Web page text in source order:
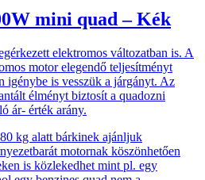
mini quad – Kék
elektromos változatban is. A
motor elegendő teljesítményt
igénybe is vesszük a járgányt. Az
élményt biztosít a quadozni
ár- érték arány.
kg alatt bárkinek ajánljuk
motornak köszönhetően
is közlekedhet mint pl. egy